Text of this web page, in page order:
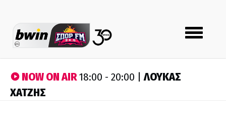
Toggle
navigation
NOW ON AIR18:00 - 20:00 |ΛΟΥΚΑΣ
ΧΑΤΖΗΣ